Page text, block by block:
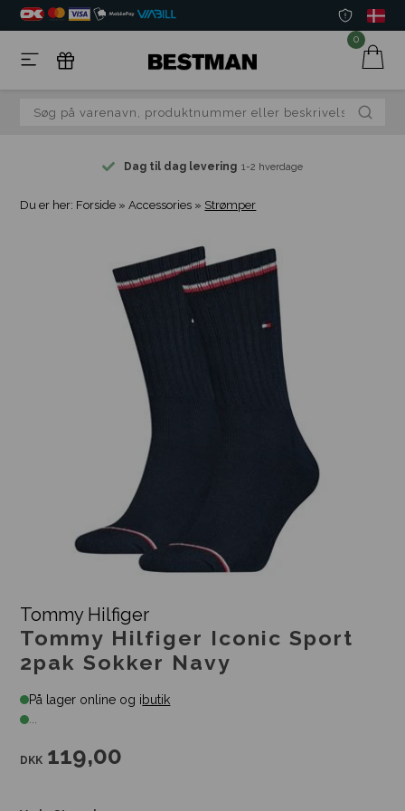
0
Dag til dag levering 1-2 hverdage
Du er her: Forside »Accessories » Strømper
Tommy Hilfiger
Tommy Hilfiger Iconic Sport
2pak Sokker Navy
På lager online og ibutik
...
DKK 119,00